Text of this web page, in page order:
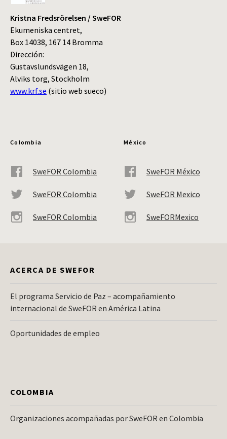
Kristna Fredsrörelsen / SweFOR
Ekumeniska centret,
Box 14038, 167 14 Bromma
Dirección:
Gustavslundsvägen 18,
Alviks torg, Stockholm
www.krf.se (sitio web sueco)
Colombia
SweFOR Colombia
SweFOR Colombia
SweFOR Colombia
México
SweFOR México
SweFOR Mexico
SweFORMexico
ACERCA DE SWEFOR
El programa Servicio de Paz – acompañamiento
internacional de SweFOR en América Latina
Oportunidades de empleo
COLOMBIA
Organizaciones acompañadas por SweFOR en Colombia